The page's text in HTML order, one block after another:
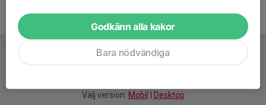
Välj version: Mobil Desktop
Godkänn alla kakor
Bara nödvändiga